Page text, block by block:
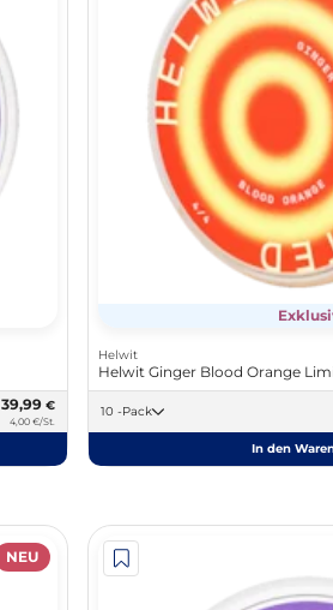
39,99€
4,00 €/St.
Helwit
Helwit Ginger Blood Orange
10 -Pack
In den
NEU